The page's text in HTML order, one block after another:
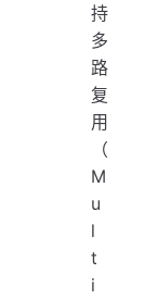
持
多
路
复
用
（
M
u
l
t
i